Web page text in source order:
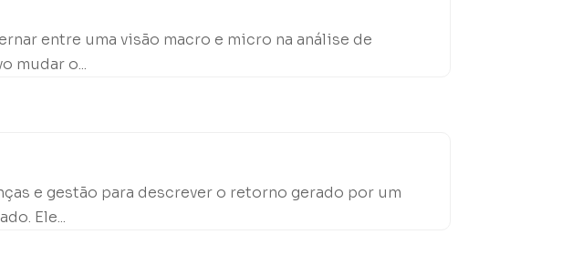
entre uma visão macro e micro na análise de
mudar o...
e gestão para descrever o retorno gerado por um
Ele...